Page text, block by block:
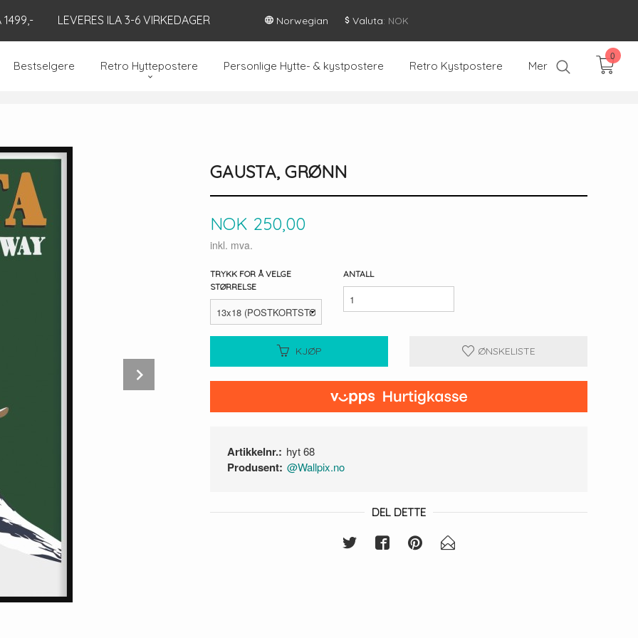
1499,- LEVERES ILA 3-6 VIRKEDAGER Norwegian Valuta: NOK
Bestselgere Retro Hyttepostere Personlige Hytte- & kystpostere Retro Kystpostere Mer
0
GAUSTA, GRØNN
Pris
NOK 250,00
inkl. mva.
TRYKK FOR Å VELGE
STØRRELSE
ANTALL
KJØP ØNSKELISTE
Artikkelnr.: hyt 68
Produsent: @Wallpix.no
DEL DETTE